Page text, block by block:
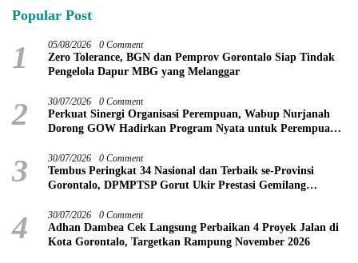
Popular Post
1 05/08/2026 0 Comment
Zero Tolerance, BGN dan Pemprov Gorontalo Siap Tindak
Pengelola Dapur MBG yang Melanggar
2 30/07/2026 0 Comment
Perkuat Sinergi Organisasi Perempuan, Wabup Nurjanah
Dorong GOW Hadirkan Program Nyata untuk Perempuan
3 30/07/2026 0 Comment
Tembus Peringkat 34 Nasional dan Terbaik se-Provinsi
Gorontalo, DPMPTSP Gorut Ukir Prestasi Gemilang
4 30/07/2026 0 Comment
Adhan Dambea Cek Langsung Perbaikan 4 Proyek Jalan di
Kota Gorontalo, Targetkan Rampung November 2026